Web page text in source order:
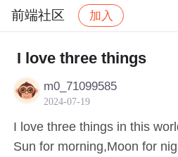
前端社区 加入
社区 前端社区
I love three things
m0_71099585
2024-07-19
I love three things in this
Sun for morning,Moon for